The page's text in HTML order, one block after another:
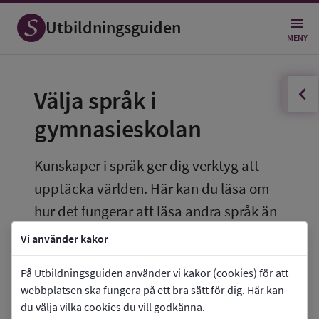
Vi använder kakor
På Utbildningsguiden använder vi kakor (cookies) för att
webbplatsen ska fungera på ett bra sätt för dig. Här kan
du välja vilka cookies du vill godkänna.
Utbildningsguiden MENY
Öppna
Välja språk i
gymnasieskolan
Kunskaper i språk ger dig verktyg att
upptäcka världen. Här kan du läsa om
hur det fungerar att läsa andra språk än
svenska i gymnasieskolan och vad du
kan tänka på när du väljer språk.
Vilka språk kan jag välja mellan